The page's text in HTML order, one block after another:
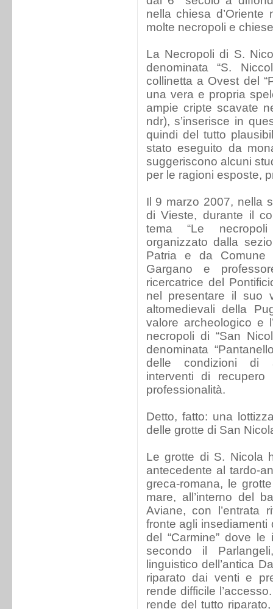
nella chiesa
molte necropoli e
La Necropoli di S.
denominata “S.
collinetta a Ovest del
una vera e propria
ampie cripte scavate
ndr), s’inserisce in
quindi del tutto
stato eseguito da
suggeriscono alcuni
per le ragioni esposte,
Il 9 marzo 2007, nella
di Vieste, durante il
tema “Le
organizzato dalla
Patria e da Comune
Gargano e
ricercatrice del
nel presentare il suo
altomedievali della
valore archeologico e
necropoli di “San
denominata
delle condizioni di
interventi di
professionalità.
Detto, fatto: una
delle grotte di San
Le grotte di S. Nicola
antecedente al tardo-
greca-romana, le
mare, all’interno del
Aviane, con l’entrata
fronte agli
del “Carmine” dove
secondo il
linguistico dell’antica
riparato dai venti e
rende difficile
rende del tutto